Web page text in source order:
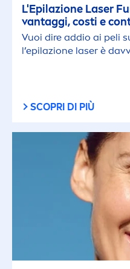
L'Epilazione Laser
vantaggi, costi e
Vuoi dire addio ai peli
l’epilazione laser è
SCOPRI DI PIÙ